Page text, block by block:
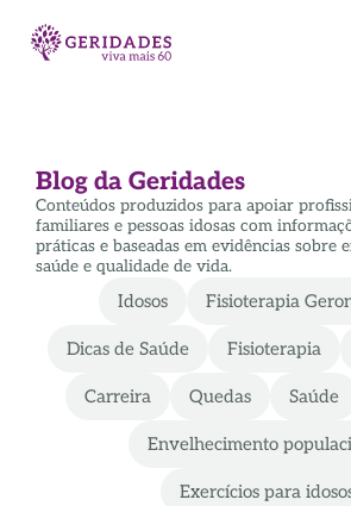
Blog da Geridades
Conteúdos produzidos para apoiar
familiares e pessoas idosas com
práticas e baseadas em evidências sobre
saúde e qualidade de vida.
Idosos Fisioterapia
Dicas de Saúde Fisioterapia
Carreira Quedas Saúde
Envelhecimento
Exercícios para